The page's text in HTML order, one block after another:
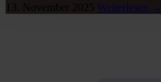
13. November 2025 Weiterlesen →